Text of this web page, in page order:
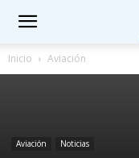
Inicio Aviación
Aviación Noticias